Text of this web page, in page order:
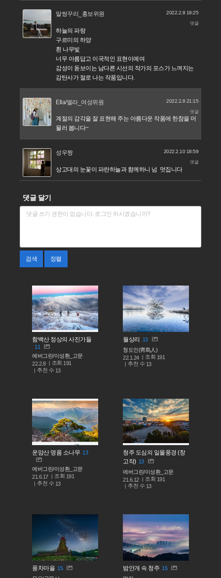
말썽꾸리_홍보위원 2022.2.8 19:25
댓글
하늘의 파랑
구르미의 하양
흰 나무빛
너무 아름답고 이국적인 표현이예여
감성이 돋보이는 남다른 시선의 작가의 포스가 느껴지는
감탄사가 절로 나는 작품입니다.
Ella/엘라_여성위원 2022.2.8 21:15
댓글
계절의 감각을 잘 표현해 주는 아름다운 작품에 한참을 머
물러 봅니다~
성우짱 2022.2.10 18:59
댓글
상고대의 눈꽃이 파란하늘과 함께하니 넘 멋집니다
댓글 달기
검색 정렬
함백산 정상의 사진가들
11
에버그린/이성환_고문
22.2.8
조회 191
추천 수 13
월상리 13
청도인(靑島人)
22.1.24
조회 191
추천 수 13
운암산 명품 소나무 13
에버그린/이성환_고문
21.6.17
조회 191
추천 수 13
청주 도심의 일몰풍경 (창
고작) 13
에버그린/이성환_고문
21.6.12
조회 191
추천 수 13
풍차마을 15
밤안개 속 청주 15